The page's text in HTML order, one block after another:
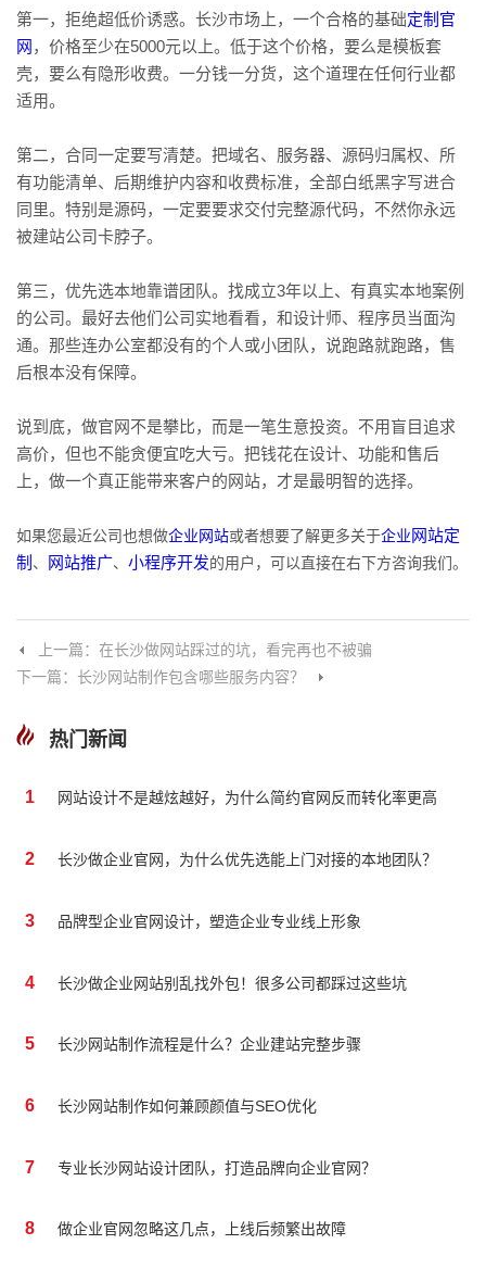
第一，拒绝超低价诱惑。长沙市场上，一个合格的基础定制官
网 ，价格至少在5000元以上。低于这个价格，要么是模板套
壳，要么有隐形收费。一分钱一分货，这个道理在任何行业都
适用。
第二，合同一定要写清楚。把域名、服务器、源码归属权、所
有功能清单、后期维护内容和收费标准，全部白纸黑字写进合
同里。特别是源码，一定要要求交付完整源代码，不然你永远
被建站公司卡脖子。
第三，优先选本地靠谱团队。找成立3年以上、有真实本地案例
的公司。最好去他们公司实地看看，和设计师、程序员当面沟
通。那些连办公室都没有的个人或小团队，说跑路就跑路，售
后根本没有保障。
说到底，做官网不是攀比，而是一笔生意投资。不用盲目追求
高价，但也不能贪便宜吃大亏。把钱花在设计、功能和售后
上，做一个真正能带来客户的网站，才是最明智的选择。
如果您最近公司也想做企业网站或者想要了解更多关于企业网站定
制 、 网站推广、 小程序开发的用户，可以直接在右下方咨询我们。
上一篇：在长沙做网站踩过的坑，看完再也不被骗
下一篇：长沙网站制作包含哪些服务内容？
热门新闻
1 网站设计不是越炫越好，为什么简约官网反而转化率更高
2 长沙做企业官网，为什么优先选能上门对接的本地团队？
3 品牌型企业官网设计，塑造企业专业线上形象
4 长沙做企业网站别乱找外包！很多公司都踩过这些坑
5 长沙网站制作流程是什么？企业建站完整步骤
6 长沙网站制作如何兼顾颜值与SEO优化
7 专业长沙网站设计团队，打造品牌向企业官网？
8 做企业官网忽略这几点，上线后频繁出故障